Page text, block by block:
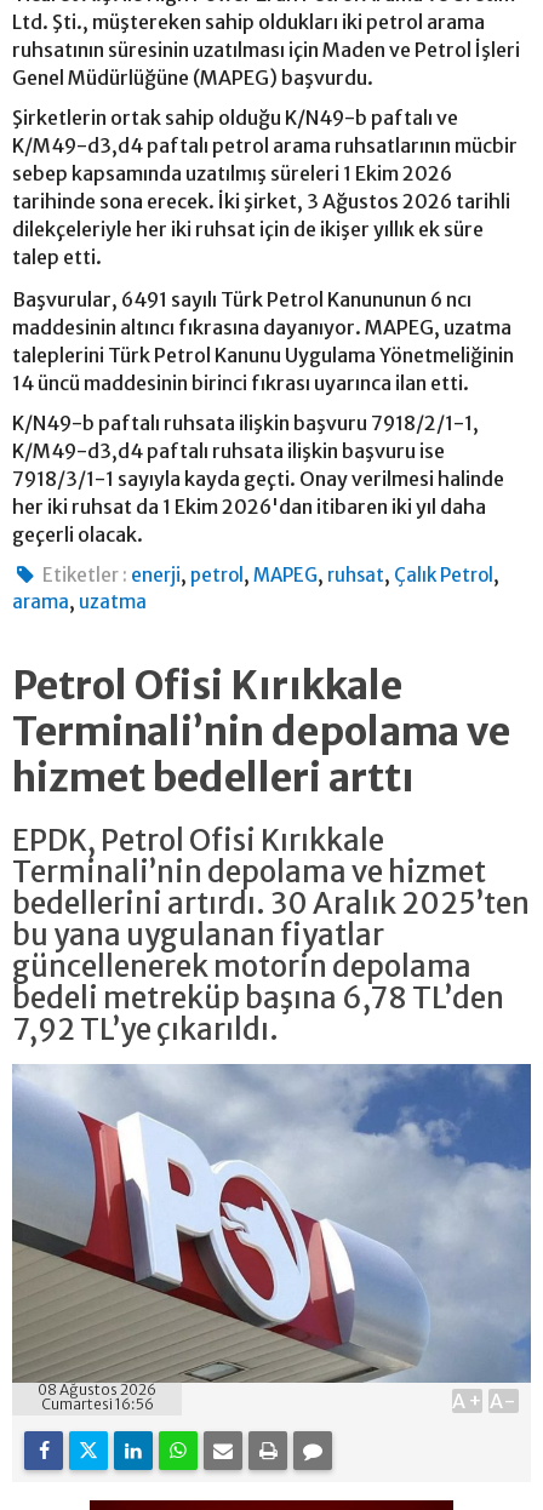
Ltd. Şti., müştereken sahip oldukları iki petrol arama
ruhsatının süresinin uzatılması için Maden ve Petrol İşleri
Genel Müdürlüğüne (MAPEG) başvurdu.
Şirketlerin ortak sahip olduğu K/N49-b paftalı ve
K/M49-d3,d4 paftalı petrol arama ruhsatlarının mücbir
sebep kapsamında uzatılmış süreleri 1 Ekim 2026
tarihinde sona erecek. İki şirket, 3 Ağustos 2026 tarihli
dilekçeleriyle her iki ruhsat için de ikişer yıllık ek süre
talep etti.
Başvurular, 6491 sayılı Türk Petrol Kanununun 6 ncı
maddesinin altıncı fıkrasına dayanıyor. MAPEG, uzatma
taleplerini Türk Petrol Kanunu Uygulama Yönetmeliğinin
14 üncü maddesinin birinci fıkrası uyarınca ilan etti.
K/N49-b paftalı ruhsata ilişkin başvuru 7918/2/1-1,
K/M49-d3,d4 paftalı ruhsata ilişkin başvuru ise
7918/3/1-1 sayıyla kayda geçti. Onay verilmesi halinde
her iki ruhsat da 1 Ekim 2026'dan itibaren iki yıl daha
geçerli olacak.
Etiketler : enerji, petrol ,MAPEG, ruhsat, Çalık Petrol ,
arama, uzatma
Petrol Ofisi Kırıkkale
Terminali’nin depolama ve
hizmet bedelleri arttı
EPDK, Petrol Ofisi Kırıkkale
Terminali’nin depolama ve hizmet
bedellerini artırdı. 30 Aralık 2025’ten
bu yana uygulanan fiyatlar
güncellenerek motorin depolama
bedeli metreküp başına 6,78 TL’den
7,92 TL’ye çıkarıldı.
08 Ağustos 2026
Cumartesi 16:56
A+ A-